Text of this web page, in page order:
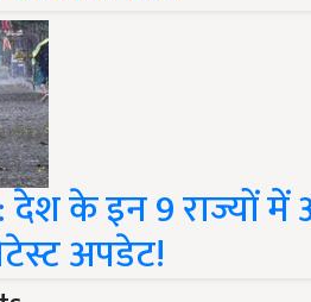
देश के इन 9 राज्यों
अपडेट!